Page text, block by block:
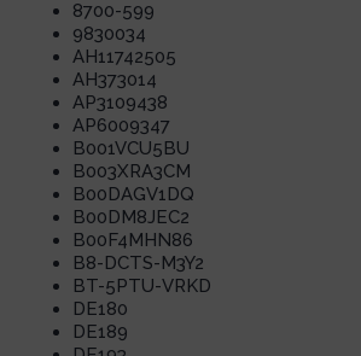
8700-599
9830034
AH11742505
AH373014
AP3109438
AP6009347
B001VCU5BU
B003XRA3CM
B00DAGV1DQ
B00DM8JEC2
B00F4MHN86
B8-DCTS-M3Y2
BT-5PTU-VRKD
DE180
DE189